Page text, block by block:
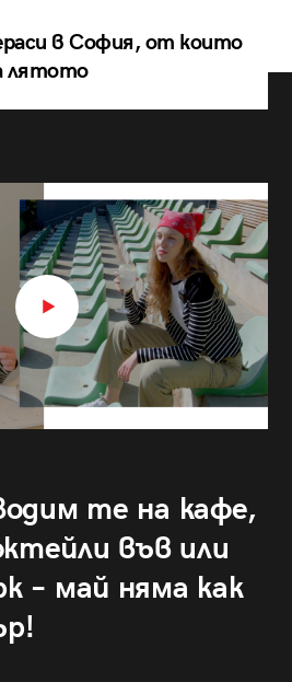
в София, от които
лятото
те на кафе,
във или
– май няма как